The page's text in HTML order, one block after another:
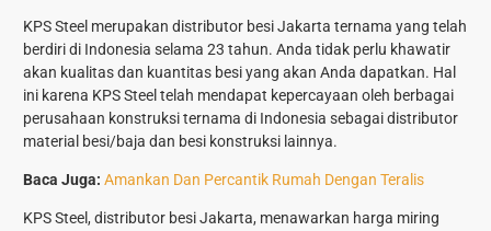
KPS Steel merupakan distributor besi Jakarta ternama yang telah
berdiri di Indonesia selama 23 tahun. Anda tidak perlu khawatir
akan kualitas dan kuantitas besi yang akan Anda dapatkan. Hal
ini karena KPS Steel telah mendapat kepercayaan oleh berbagai
perusahaan konstruksi ternama di Indonesia sebagai distributor
material besi/baja dan besi konstruksi lainnya.
Baca Juga: Amankan Dan Percantik Rumah Dengan Teralis
KPS Steel, distributor besi Jakarta, menawarkan harga miring